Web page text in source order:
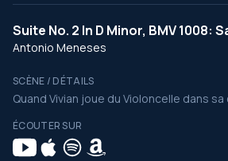
Suite No. 2 In D Minor, BMV 1008:
Antonio Meneses
SCÈNE / DÉTAILS
Quand Vivian joue du Violoncelle dans sa
ÉCOUTER SUR